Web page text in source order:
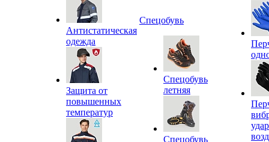
Антистатическая
одежда
Защита от
повышенных
температур
Спецобувь
Спецобувь
летняя
Спецобувь